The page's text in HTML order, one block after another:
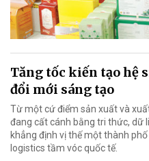
Tăng tốc kiến tạo hệ
đổi mới sáng tạo
Từ một cứ điểm sản xuất và
đang cất cánh bằng tri thức, dữ
khẳng định vị thế một thành
logistics tầm vóc quốc tế.